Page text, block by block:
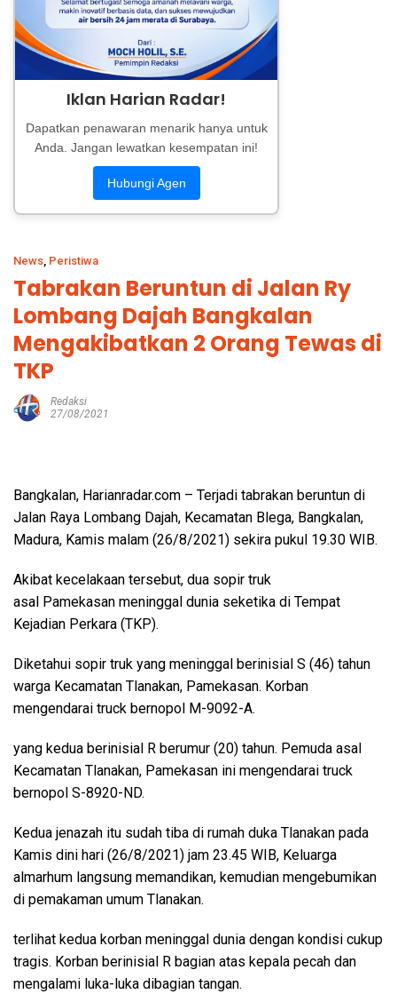
Iklan Harian Radar!
Dapatkan penawaran menarik hanya untuk
Anda. Jangan lewatkan kesempatan ini!
Hubungi Agen
News, Peristiwa
Tabrakan Beruntun di Jalan Ry
Lombang Dajah Bangkalan
Mengakibatkan 2 Orang Tewas di
TKP
Redaksi
27/08/2021
Bangkalan, Harianradar.com – Terjadi tabrakan beruntun di
Jalan Raya Lombang Dajah, Kecamatan Blega, Bangkalan,
Madura, Kamis malam (26/8/2021) sekira pukul 19.30 WIB.
Akibat kecelakaan tersebut, dua sopir truk
asal Pamekasan meninggal dunia seketika di Tempat
Kejadian Perkara (TKP).
Diketahui sopir truk yang meninggal berinisial S (46) tahun
warga Kecamatan Tlanakan, Pamekasan. Korban
mengendarai truck bernopol M-9092-A.
yang kedua berinisial R berumur (20) tahun. Pemuda asal
Kecamatan Tlanakan, Pamekasan ini mengendarai truck
bernopol S-8920-ND.
Kedua jenazah itu sudah tiba di rumah duka Tlanakan pada
Kamis dini hari (26/8/2021) jam 23.45 WIB, Keluarga
almarhum langsung memandikan, kemudian mengebumikan
di pemakaman umum Tlanakan.
terlihat kedua korban meninggal dunia dengan kondisi cukup
tragis. Korban berinisial R bagian atas kepala pecah dan
mengalami luka-luka dibagian tangan.